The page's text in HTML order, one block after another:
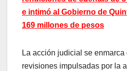
e intimó al Gobierno de
169 millones de pesos
La acción judicial se
revisiones impulsadas por la